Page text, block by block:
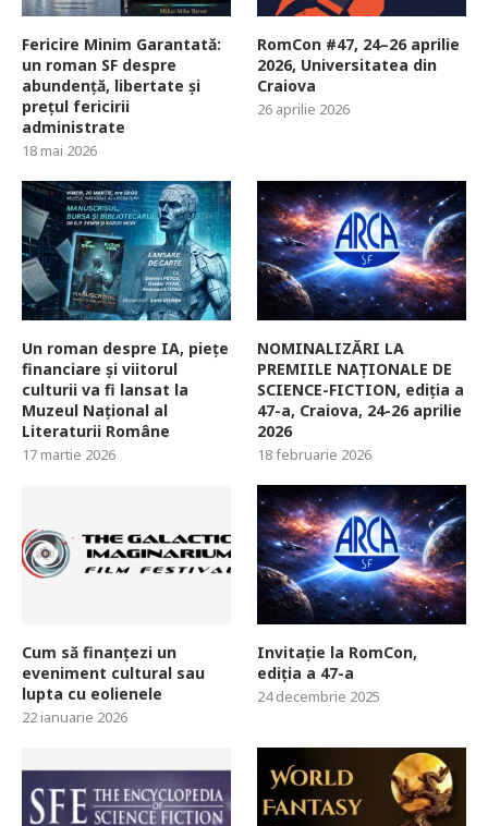
Fericire Minim Garantată:
un roman SF despre
abundență, libertate și
prețul fericirii
administrate
18 mai 2026
RomCon #47, 24–26 aprilie
2026, Universitatea din
Craiova
26 aprilie 2026
Un roman despre IA, piețe
financiare și viitorul
culturii va fi lansat la
Muzeul Național al
Literaturii Române
17 martie 2026
NOMINALIZĂRI LA
PREMIILE NAȚIONALE DE
SCIENCE-FICTION, ediția a
47-a, Craiova, 24-26 aprilie
2026
18 februarie 2026
Cum să finanțezi un
eveniment cultural sau
lupta cu eolienele
22 ianuarie 2026
Invitație la RomCon,
ediția a 47-a
24 decembrie 2025